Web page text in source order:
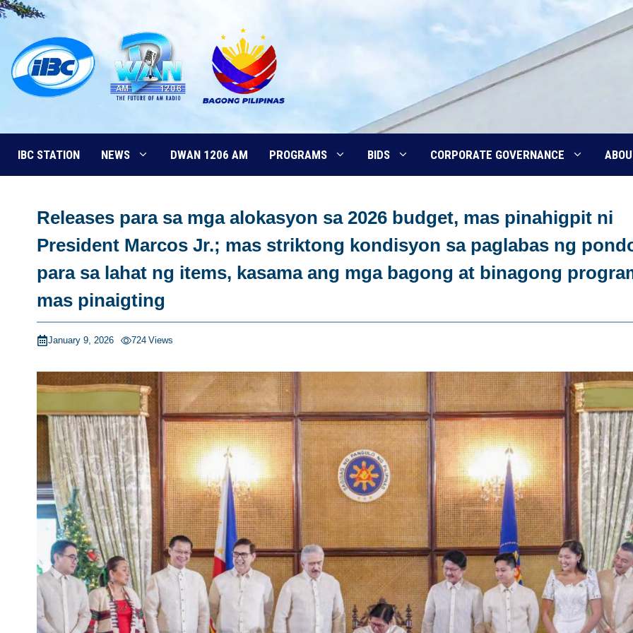
Skip
content
IBC STATION NEWS DWAN 1206 AM PROGRAMS BIDS CORPORATE GOVERNANCE
Releases para sa mga alokasyon sa 2026 budget, mas pinahigpit ni
President Marcos Jr.; mas striktong kondisyon sa paglabas ng
para sa lahat ng items, kasama ang mga bagong at binagong
mas pinaigting
January 9, 2026 724 Views